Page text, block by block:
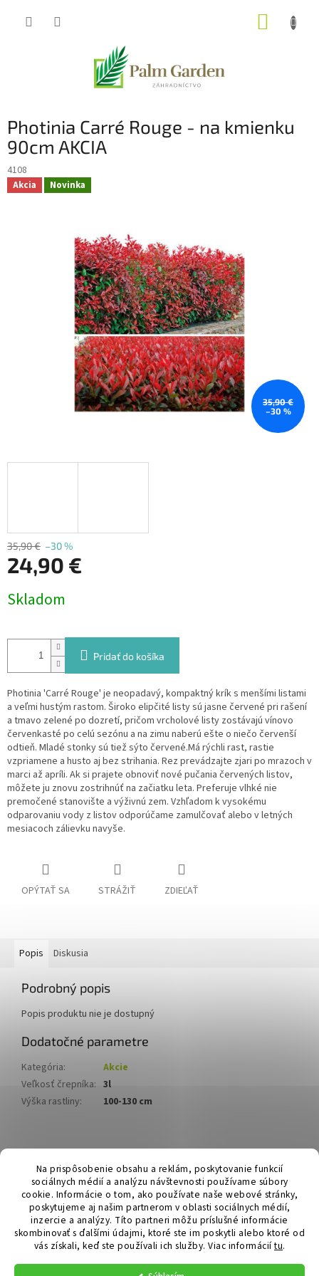
Na prispôsobenie obsahu a reklám, poskytovanie funkcií
sociálnych médií a analýzu návštevnosti používame súbory
cookie. Informácie o tom, ako používate naše webové stránky,
poskytujeme aj našim partnerom v oblasti sociálnych médií,
inzercie a analýzy. Títo partneri môžu príslušné informácie
skombinovať s ďalšími údajmi, ktoré ste im poskytli alebo ktoré od
vás získali, keď ste používali ich služby. Viac informáciítu.
Photinia Carré Rouge - na kmienku
90cm AKCIA
4108
Akcia Novinka
35,90 €
–30 %
35,90 € –30 %
24,90 €
cena:
Skladom
Pridať do košíka
Photinia 'Carré Rouge' je neopadavý, kompaktný krík s menšími listami
a veľmi hustým rastom. Široko elipčité listy sú jasne červené pri rašení
a tmavo zelené po dozretí, pričom vrcholové listy zostávajú vínovo
červenkasté po celú sezónu a na zimu naberú ešte o niečo červenší
odtieň. Mladé stonky sú tiež sýto červené.Má rýchli rast, rastie
vzpriamene a husto aj bez strihania. Rez prevádzajte zjari po mrazoch v
marci až apríli. Ak si prajete obnoviť nové pučania červených listov,
môžete ju znovu zostrihnúť na začiatku leta. Preferuje vlhké nie
premočené stanovište a výživnú zem. Vzhľadom k vysokému
odparovaniu vody z listov odporúčame zamulčovať alebo v letných
mesiacoch zálievku navyše.
OPÝTAŤ SA STRÁŽIŤ ZDIEĽAŤ
Popis Diskusia
Podrobný popis
Popis produktu nie je dostupný
Dodatočné parametre
Kategória:
Akcie
Veľkosť črepníka: 3l
Výška rastliny: 100-130 cm
á
Hurmikaki.com
Vytvoril Shoptet